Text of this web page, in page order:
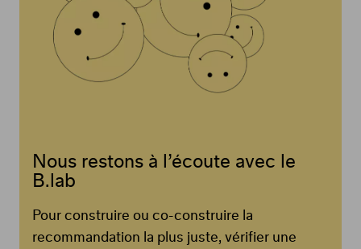
Nous restons à l’écoute avec le
B.lab
Pour construire ou co-construire la
recommandation la plus juste, vérifier une